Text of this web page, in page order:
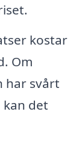
kostar
Om
har svårt
det